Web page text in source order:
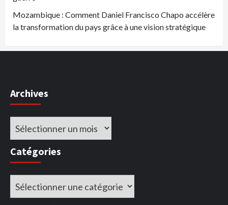
Mozambique : Comment Daniel Francisco Chapo accélère
la transformation du pays grâce à une vision stratégique
Archives
Archives
Catégories
Catégories